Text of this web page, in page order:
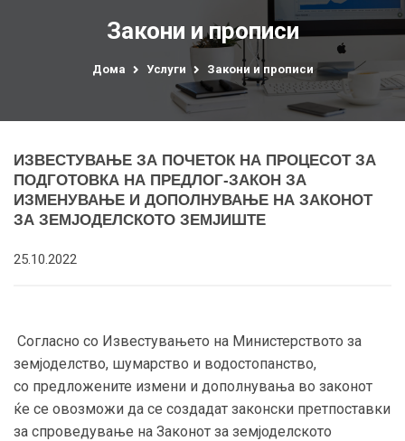
Закони и прописи
Дома Услуги Закони и прописи
ИЗВЕСТУВАЊЕ ЗА ПОЧЕТОК НА ПРОЦЕСОТ ЗА
ПОДГОТОВКА НА ПРЕДЛОГ-ЗАКОН ЗА
ИЗМЕНУВАЊЕ И ДОПОЛНУВАЊЕ НА ЗАКОНОТ
ЗА ЗЕМЈОДЕЛСКОТО ЗЕМЈИШТЕ
25.10.2022
Согласно со Известувањето на Министерството за
земјоделство, шумарство и водостопанство,
со предложените измени и дополнувања во законот
ќе се овозможи да се создадат законски претпоставки
за спроведување на Законот за земјоделското